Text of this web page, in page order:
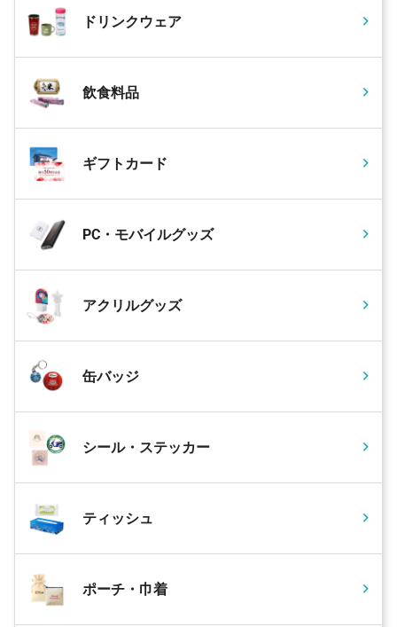
ドリンクウェア
飲食料品
ギフトカード
PC・モバイルグッズ
アクリルグッズ
缶バッジ
シール・ステッカー
ティッシュ
ポーチ・巾着